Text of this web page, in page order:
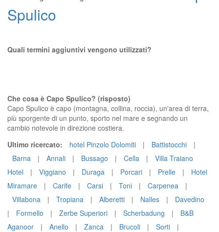
Spulico
Quali termini aggiuntivi vengono utilizzati?
Che cosa è Capo Spulico? (risposto)
Capo Spulico è capo (montagna, collina, roccia), un'area di terra,
più sporgente di un punto, sporto nel mare e segnando un
cambio notevole in direzione costiera.
Ultimo ricercato:
hotel Pinzolo Dolomiti | Battistocchi
|
Barna
| Annali | Bussago | Cella |
Villa Traiano
Hotel
| Viggiano | Duraga | Porcari | Prelle |
Hotel
Miramare
| Carife | Carsi | Toni | Carpenea
|
Villabona
| Tropiana | Alberetti | Nalles |
Davedino
|
Formello | Zerbe Superiori | Scherbadung |
B&B
Aganoor
| Anello | Zanca | Brucoli | Sorti
|